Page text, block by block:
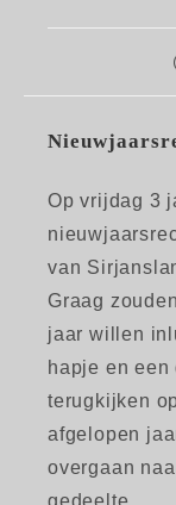
Op vrijdag 3
van
Graag
jaar willen
hapje en
terugkijken
afgelopen
overgaan
gedeelte.